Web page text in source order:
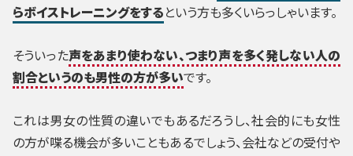
らボイストレーニングをするという方も多くいらっしゃいます。
そういった声をあまり使わない、つまり声を多く発しない人の
割合というのも男性の方が多いです。
これは男女の性質の違いでもあるだろうし、社会的にも女性
の方が喋る機会が多いこともあるでしょう、会社などの受付や